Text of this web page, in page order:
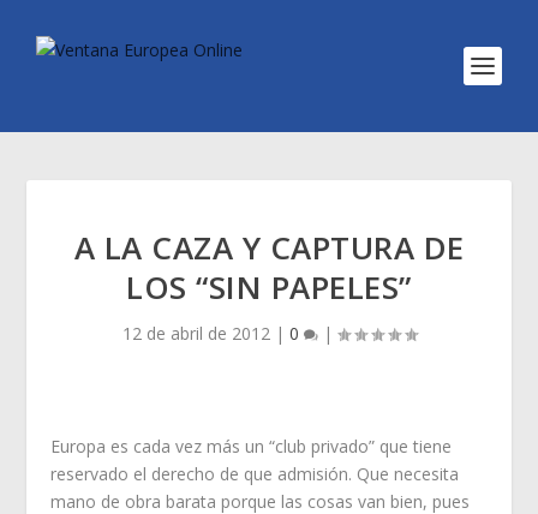
A LA CAZA Y CAPTURA DE
LOS “SIN PAPELES”
12 de abril de 2012| 0 |
Europa es cada vez más un “club privado” que tiene
reservado el derecho de que admisión. Que necesita
mano de obra barata porque las cosas van bien, pues